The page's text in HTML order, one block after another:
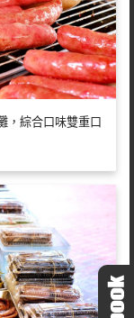
，綜合口味雙重口